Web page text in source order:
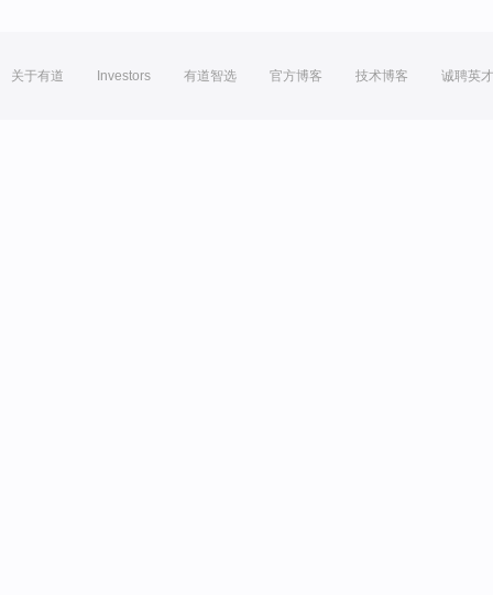
关于有道 Investors 有道智选 官方博客 技术博客 诚聘英才